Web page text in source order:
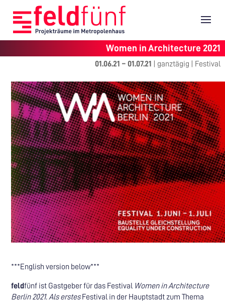
Women in Architecture 2021
01.06.21 – 01.07.21 ganztägig Festival
***English version below***
feldfünf ist Gastgeber für das Festival Women in Architecture
Berlin 2021. Als erstesFestival in der Hauptstadt zum Thema